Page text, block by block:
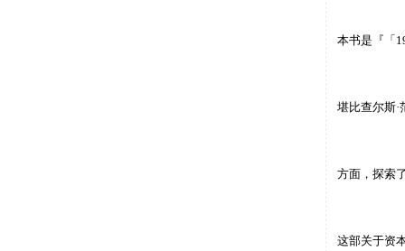
本书是 『「
堪比查尔斯·
方面，探索
这部关于资